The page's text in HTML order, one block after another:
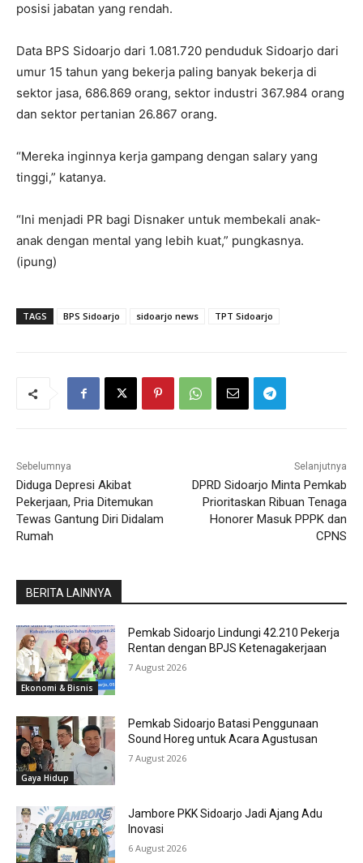
posisi jabatan yang rendah.
Data BPS Sidoarjo dari 1.081.720 penduduk Sidoarjo dari
umur 15 tahun yang bekerja paling banyak bekerja di
sektor jasa, 686.869 orang, sektor industri 367.984 orang
dan sektor pertanian 26.867 orang.
“Mereka inginnya kerja gampang dengan salary yang
tinggi,” katanya.
“Ini menjadi PR bagi Disnaker untuk membekali anak-
anak dengan mental yang lebih kuat,” pungkasnya.
(ipung)
TAGS BPS Sidoarjo sidoarjo news TPT Sidoarjo
Sebelumnya
Diduga Depresi Akibat
Pekerjaan, Pria Ditemukan
Tewas Gantung Diri Didalam
Rumah
Selanjutnya
DPRD Sidoarjo Minta Pemkab
Prioritaskan Ribuan Tenaga
Honorer Masuk PPPK dan
CPNS
BERITA LAINNYA
Ekonomi & Bisnis
Pemkab Sidoarjo Lindungi 42.210 Pekerja
Rentan dengan BPJS Ketenagakerjaan
7 August 2026
Gaya Hidup
Pemkab Sidoarjo Batasi Penggunaan
Sound Horeg untuk Acara Agustusan
7 August 2026
Jambore PKK Sidoarjo Jadi Ajang Adu
Inovasi
6 August 2026